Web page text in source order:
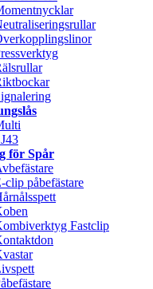
för Spår
clip påbefästare
Fastclip